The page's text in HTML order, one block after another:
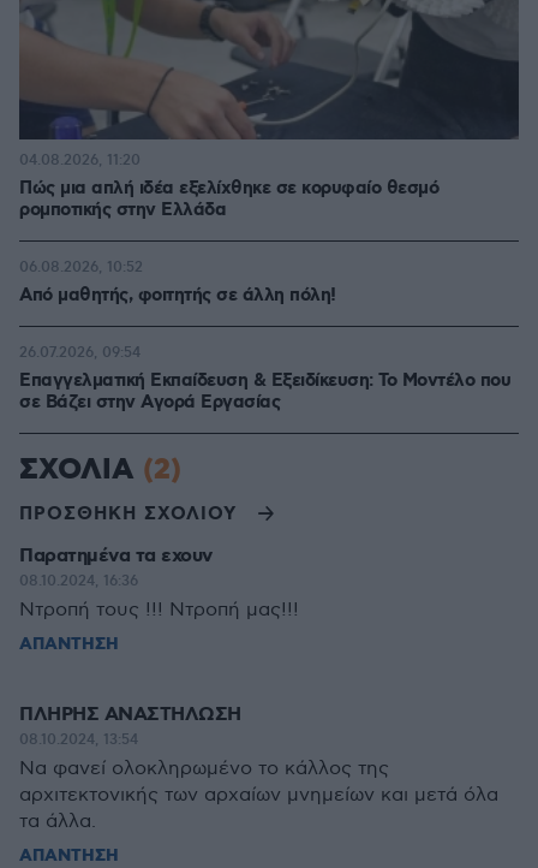
Πώς μια απλή ιδέα εξελίχθηκε σε κορυφαίο θεσμό
ρομποτικής στην Ελλάδα
04.08.2026, 11:20
Από μαθητής, φοιτητής σε άλλη πόλη!
06.08.2026, 10:52
Επαγγελματική Εκπαίδευση & Εξειδίκευση: Το Mοντέλο που
σε Bάζει στην Aγορά Eργασίας
26.07.2026, 09:54
ΣΧΟΛΙΑ (2)
ΠΡΟΣΘΗΚΗ ΣΧΟΛΙΟΥ
Παρατημένα τα εχουν
08.10.2024, 16:36
Ντροπή τους !!! Ντροπή μας!!!
ΑΠΑΝΤΗΣΗ
ΠΛΗΡΗΣ ΑΝΑΣΤΗΛΩΣΗ
08.10.2024, 13:54
Να φανεί ολοκληρωμένο το κάλλος της
αρχιτεκτονικής των αρχαίων μνημείων και μετά όλα
τα άλλα.
ΑΠΑΝΤΗΣΗ